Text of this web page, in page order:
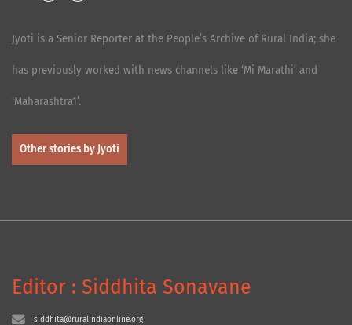
Jyoti is a Senior Reporter at the People’s Archive of Rural India; she
has previously worked with news channels like ‘Mi Marathi’ and
‘Maharashtra1’.
Other stories by Jyoti
Editor : Siddhita Sonavane
siddhita@ruralindiaonline.org